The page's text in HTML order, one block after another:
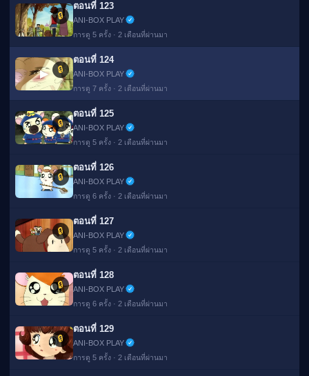
🔒
ตอนที่ 123
ANI-BOX PLAY
การดู 5 ครั้ง · 2 เดือนที่ผ่านมา
▶ 🔒
ตอนที่ 124
ANI-BOX PLAY
การดู 7 ครั้ง · 2 เดือนที่ผ่านมา
🔒
ตอนที่ 125
ANI-BOX PLAY
การดู 5 ครั้ง · 2 เดือนที่ผ่านมา
🔒
ตอนที่ 126
ANI-BOX PLAY
การดู 6 ครั้ง · 2 เดือนที่ผ่านมา
🔒
ตอนที่ 127
ANI-BOX PLAY
การดู 5 ครั้ง · 2 เดือนที่ผ่านมา
🔒
ตอนที่ 128
ANI-BOX PLAY
การดู 6 ครั้ง · 2 เดือนที่ผ่านมา
🔒
ตอนที่ 129
ANI-BOX PLAY
การดู 5 ครั้ง · 2 เดือนที่ผ่านมา